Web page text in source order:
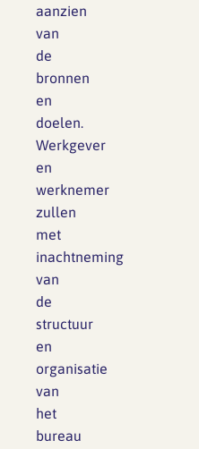
aanzien
van
de
bronnen
en
doelen.
Werkgever
en
werknemer
zullen
met
inachtneming
van
de
structuur
en
organisatie
van
het
bureau